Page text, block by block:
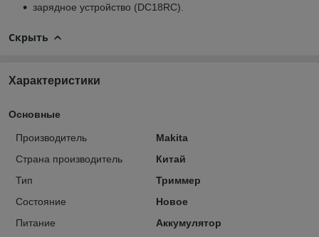
зарядное устройство (DC18RC).
Скрыть
Характеристики
Основные
Производитель
Makita
Страна производитель
Китай
Тип
Триммер
Состояние
Новое
Питание
Аккумулятор